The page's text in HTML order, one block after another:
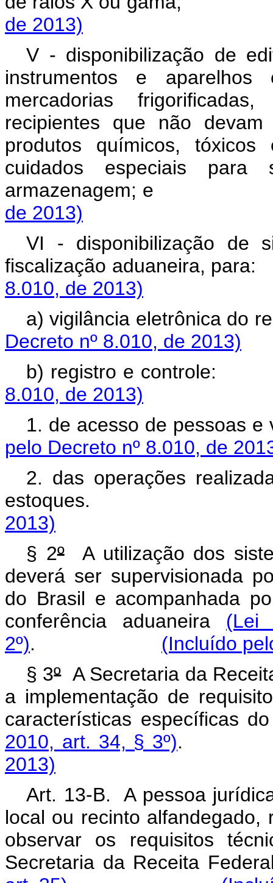
de 2013)
V - disponibilização de
instrumentos e
mercadorias
recipientes que não
produtos químicos,
cuidados especiais para
de 2013)
VI - disponibilização de
fiscalização
8.010, de 2013)
a) vigilância
Decreto nº 8.010, de 2013)
b) registro e
8.010, de 2013)
1. de acesso de
pelo Decreto nº 8.010, de
2. das operações
2013)
§ 2ºA utilização dos
deverá ser supervisionada
do Brasil e acompanhada
conferência aduaneira (Lei
2º). (Incluído
§ 3ºA Secretaria da
a implementação de
características específicas
2010, art. 34, § 3º)
2013)
Art. 13-B. A pessoa
local ou recinto
observar os requisitos
Secretaria da Receita